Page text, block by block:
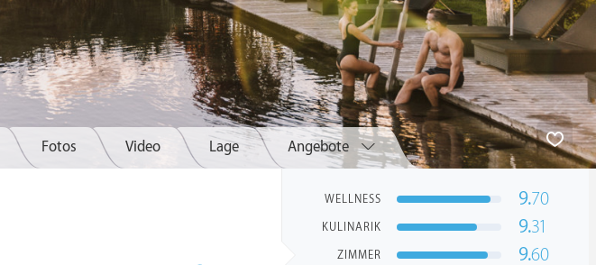
Fotos Video Lage Angebote
WELLNESS 9.70
KULINARIK 9.31
ZIMMER 9.60